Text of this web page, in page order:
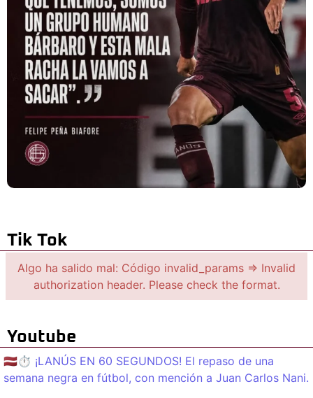
Tik Tok
Algo ha salido mal: Código invalid_params => Invalid
authorization header. Please check the format.
Youtube
🇱🇻⏱️ ¡LANÚS EN 60 SEGUNDOS! El repaso de una
semana negra en fútbol, con mención a Juan Carlos Nani.